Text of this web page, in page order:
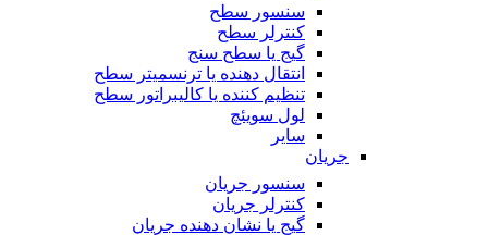
سنسور سطح
کنترلر سطح
گیج یا سطح سنج
انتقال دهنده یا ترنسمیتر سطح
تنظیم کننده یا کالیبراتور سطح
لول سویئچ
سایر
جریان
سنسور جریان
کنترلر جریان
گیج یا نشان دهنده جریان